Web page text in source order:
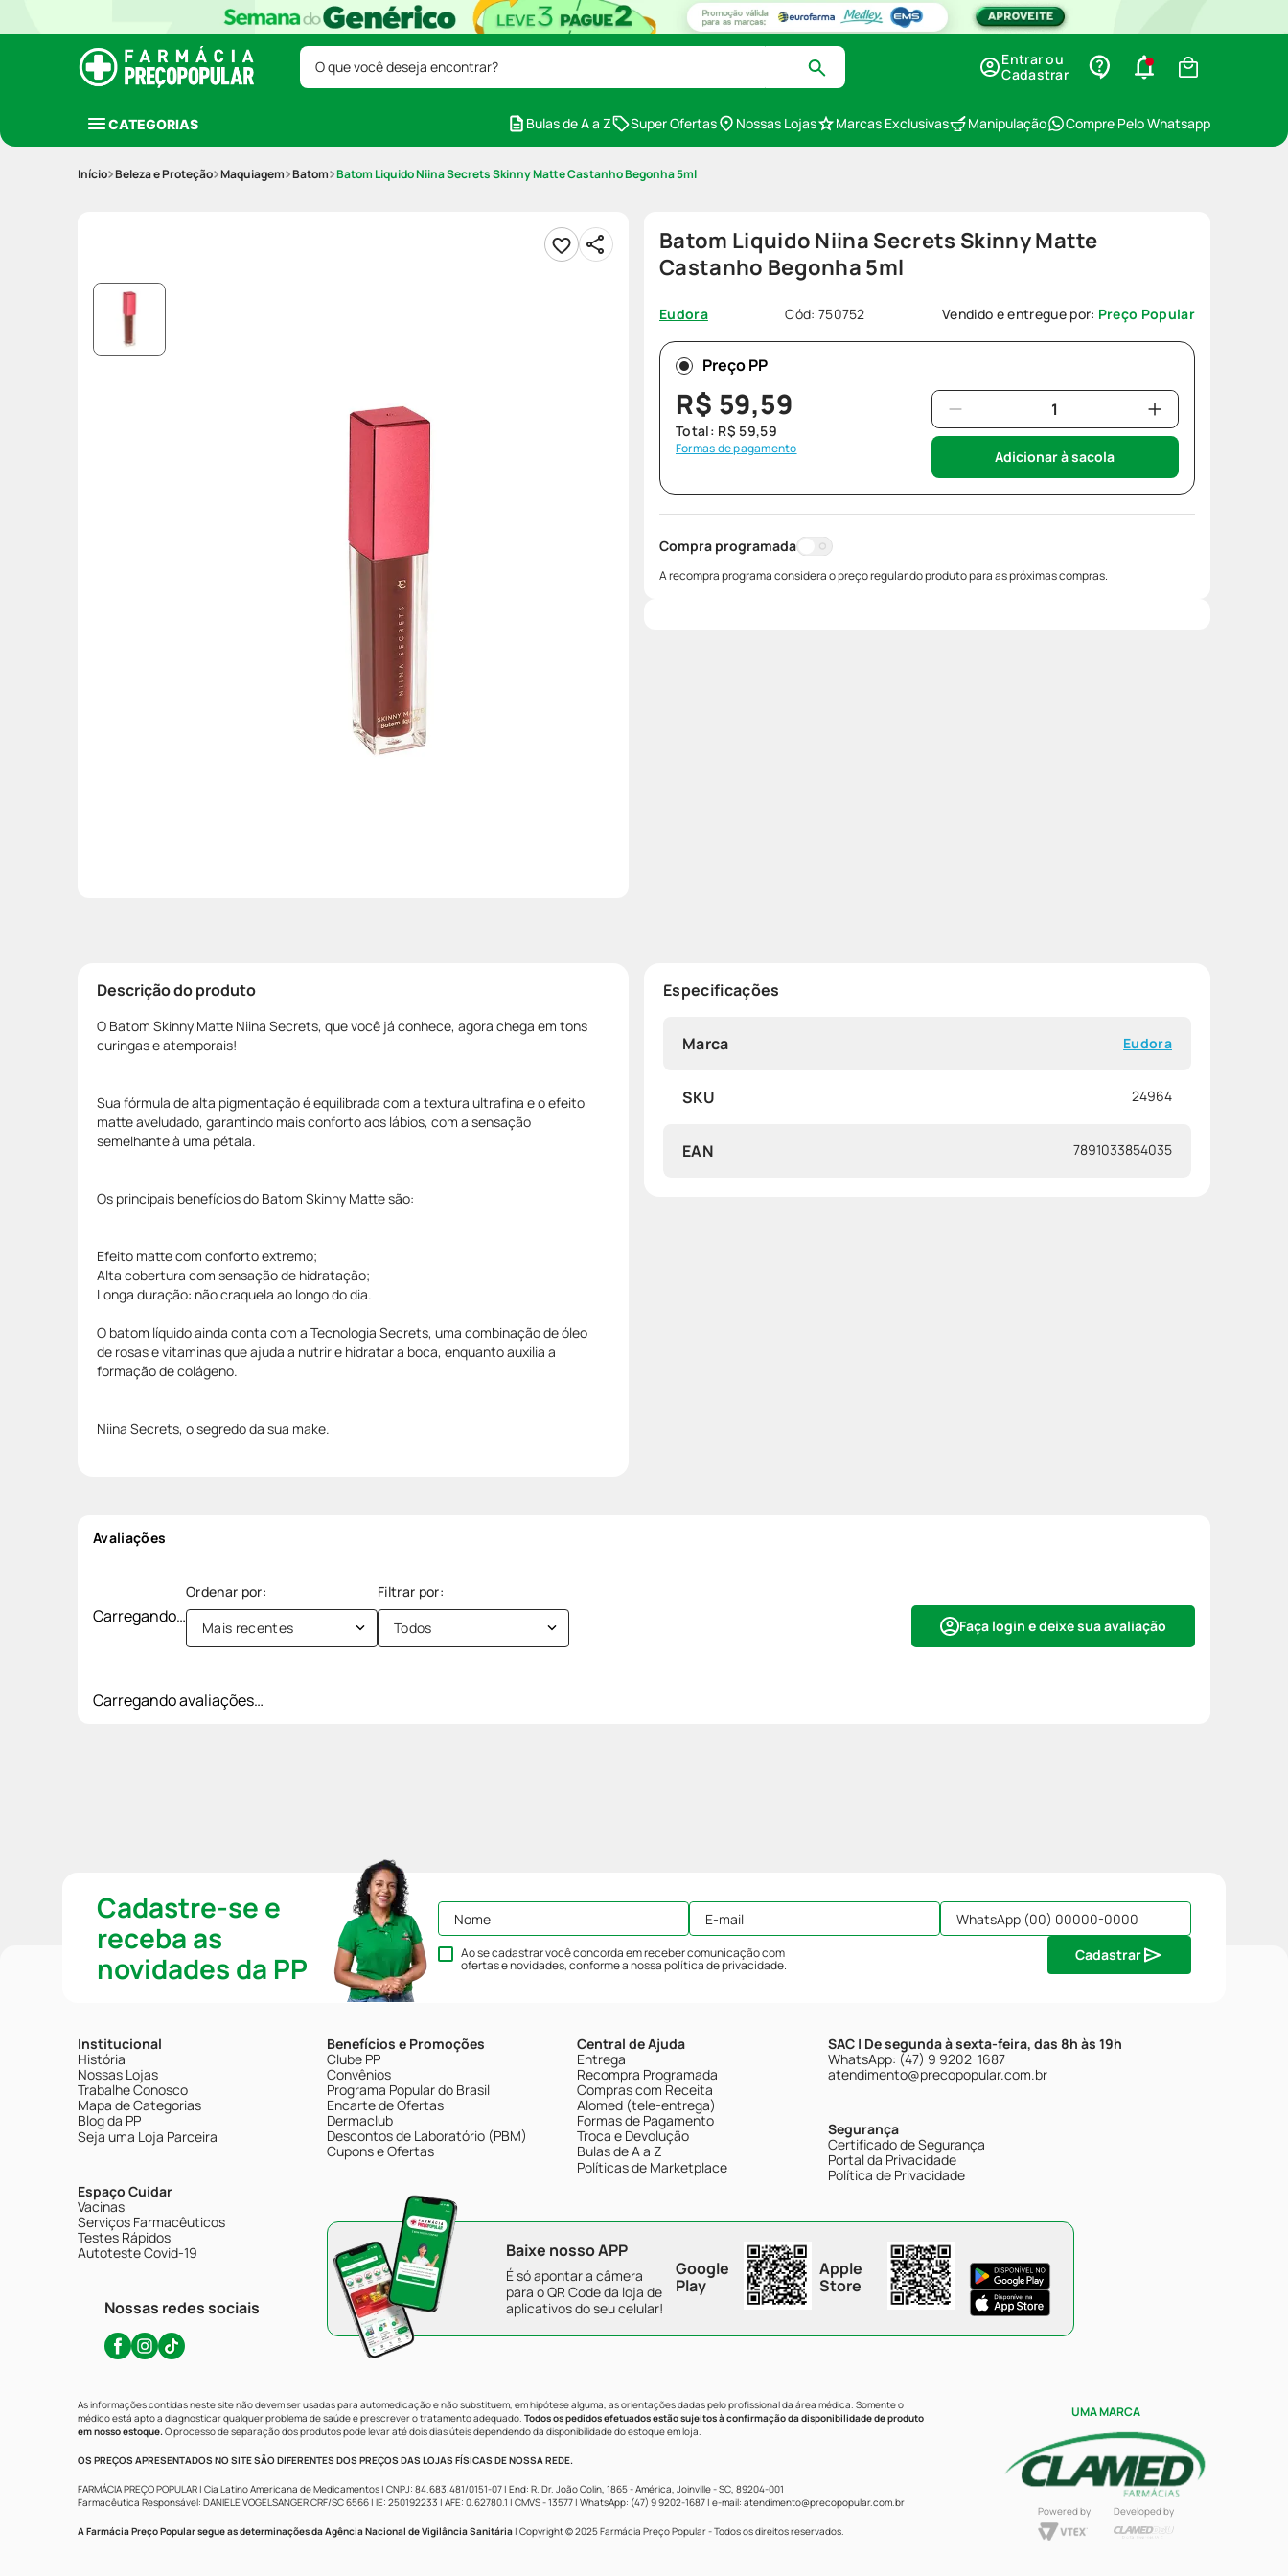
O que você deseja encontrar?
Entrar ou
Cadastrar
CATEGORIAS Bulas de A a Z Super Ofertas Nossas Lojas Marcas Exclusivas Manipulação Compre Pelo Whatsapp
Beleza e Proteção Maquiagem Batom Batom Liquido Niina Secrets Skinny Matte Castanho Begonha 5ml
Batom Liquido Niina Secrets Skinny Matte
Castanho Begonha 5ml
Eudora Cód: 750752 Vendido e entregue por: Preço Popular
Preço PP
R$ 59,59
Total: R$ 59,59
Formas de pagamento Adicionar à sacola
Compra programada
A recompra programa considera o preço regular do produto para as próximas compras.
Descrição do produto
O Batom Skinny Matte Niina Secrets, que você já conhece, agora chega em tons
curingas e atemporais!
Sua fórmula de alta pigmentação é equilibrada com a textura ultrafina e o efeito
matte aveludado, garantindo mais conforto aos lábios, com a sensação
semelhante à uma pétala.
Os principais benefícios do Batom Skinny Matte são:
Efeito matte com conforto extremo;
Alta cobertura com sensação de hidratação;
Longa duração: não craquela ao longo do dia.
O batom líquido ainda conta com a Tecnologia Secrets, uma combinação de óleo
de rosas e vitaminas que ajuda a nutrir e hidratar a boca, enquanto auxilia a
formação de colágeno.
Niina Secrets, o segredo da sua make.
Especificações
Marca Eudora
SKU 24964
EAN 7891033854035
Avaliações
Carregando… Faça login e deixe sua avaliação
Mais recentes Todos
Carregando avaliações…
Cadastre-se e
receba as
novidades da PP
Ao se cadastrar você concorda em receber comunicação com
ofertas e novidades, conforme a nossapolítica de privacidade.
Cadastrar
Institucional
História
Nossas Lojas
Trabalhe Conosco
Mapa de Categorias
Blog da PP
Seja uma Loja Parceira
Espaço Cuidar
Vacinas
Serviços Farmacêuticos
Testes Rápidos
Autoteste Covid-19
Nossas redes sociais
Benefícios e Promoções
Clube PP
Convênios
Programa Popular do Brasil
Encarte de Ofertas
Dermaclub
Descontos de Laboratório (PBM)
Cupons e Ofertas
Central de Ajuda
Entrega
Recompra Programada
Compras com Receita
Alomed (tele-entrega)
Formas de Pagamento
Troca e Devolução
Bulas de A a Z
Políticas de Marketplace
SAC | De segunda à sexta-feira, das 8h às 19h
WhatsApp: (47) 9 9202-1687
atendimento@precopopular.com.br
Segurança
Certificado de Segurança
Portal da Privacidade
Política de Privacidade
Baixe nosso APP
É só apontar a câmera
para o QR Code da loja de
aplicativos do seu celular!
Google
Play
Apple
Store
As informações contidas neste site não devem ser usadas para automedicação e não substituem, em hipótese alguma, as orientações dadas pelo profissional da área médica. Somente o
médico está apto a diagnosticar qualquer problema de saúde e prescrever o tratamento adequado. Todos os pedidos efetuados estão sujeitos à confirmação da disponibilidade de produto
em nosso estoque.O processo de separação dos produtos pode levar até dois dias úteis dependendo da disponibilidade do estoque em loja.
OS PREÇOS APRESENTADOS NO SITE SÃO DIFERENTES DOS PREÇOS DAS LOJAS FÍSICAS DE NOSSA REDE.
FARMÁCIA PREÇO POPULAR | Cia Latino Americana de Medicamentos | CNPJ: 84.683.481/0151-07 | End: R. Dr. João Colin, 1865 - América, Joinville - SC, 89204-001
Farmacêutica Responsável: DANIELE VOGELSANGER CRF/SC 6566 | IE: 250192233 | AFE: 0.62780.1 | CMVS - 13577 | WhatsApp: (47) 9 9202-1687 | e-mail: atendimento@precopopular.com.br
A Farmácia Preço Popular segue as determinações da Agência Nacional de Vigilância Sanitária | Copyright © 2025 Farmácia Preço Popular - Todos os direitos reservados.
UMA MARCA
Powered by Developed by